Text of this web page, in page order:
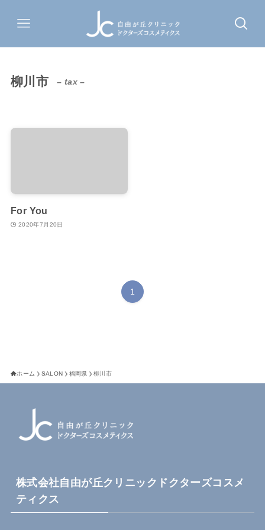
柳川市 – tax –
For You
2020年7月20日
1
ホーム SALON 福岡県 柳川市
株式会社自由が丘クリニックドクターズコスメ
ティクス